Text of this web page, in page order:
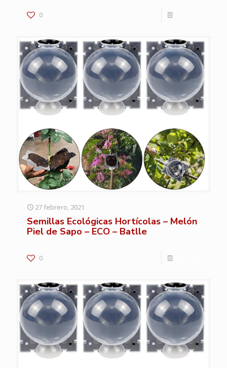
0
27 febrero, 2021
Semillas Ecológicas Hortícolas – Melón
Piel de Sapo – ECO – Batlle
0